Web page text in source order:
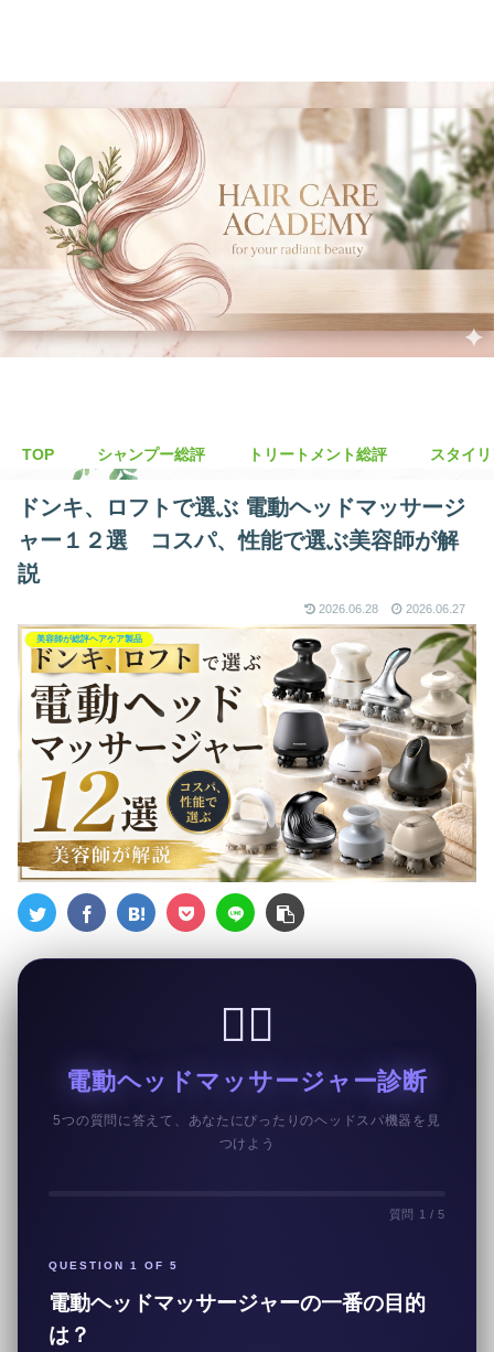
TOP シャンプー総評 トリートメント総評 スタイ
ドンキ、ロフトで選ぶ 電動ヘッドマッサージ
ャー１２選 コスパ、性能で選ぶ美容師が解
説
2026.06.28 2026.06.27
美容師が総評ヘアケア製品
💆‍♀️
電動ヘッドマッサージャー診断
5つの質問に答えて、あなたにぴったりのヘッドスパ機器を見
つけよう
質問 1 / 5
QUESTION 1 OF 5
電動ヘッドマッサージャーの一番の目的
は？